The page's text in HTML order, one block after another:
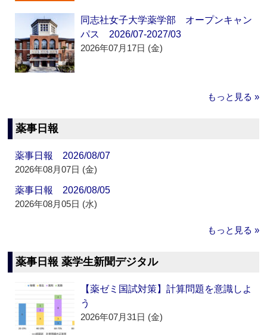
同志社女子大学薬学部 オープンキャン
パス 2026/07-2027/03
2026年07月17日 (金)
もっと見る »
薬事日報
薬事日報 2026/08/07
2026年08月07日 (金)
薬事日報 2026/08/05
2026年08月05日 (水)
もっと見る »
薬事日報 薬学生新聞デジタル
【薬ゼミ国試対策】計算問題を意識しよ
う
2026年07月31日 (金)